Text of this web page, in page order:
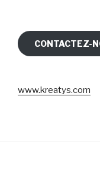
CONTACTEZ-
www.kreatys.com